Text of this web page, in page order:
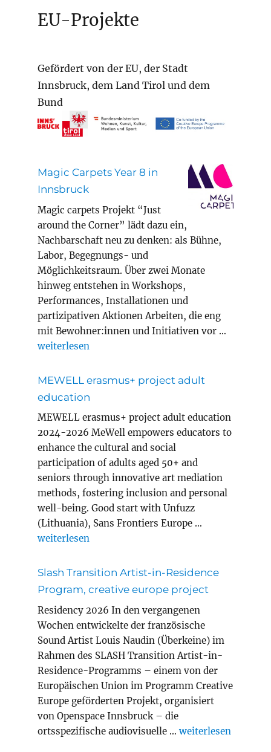
EU-Projekte
Gefördert von der EU, der Stadt
Innsbruck, dem Land Tirol und dem
Bund
Magic Carpets Year 8 in
Innsbruck
Magic carpets Projekt “Just
around the Corner” lädt dazu ein,
Nachbarschaft neu zu denken: als Bühne,
Labor, Begegnungs- und
Möglichkeitsraum. Über zwei Monate
hinweg entstehen in Workshops,
Performances, Installationen und
partizipativen Aktionen Arbeiten, die eng
mit Bewohner:innen und Initiativen vor …
„Magic Carpets Year 8 in Innsbruck“
weiterlesen
MEWELL erasmus+ project adult
education
MEWELL erasmus+ project adult education
2024-2026 MeWell empowers educators to
enhance the cultural and social
participation of adults aged 50+ and
seniors through innovative art mediation
methods, fostering inclusion and personal
well-being. Good start with Unfuzz
(Lithuania), Sans Frontiers Europe …
„MEWELL erasmus+ project adult education“
weiterlesen
Slash Transition Artist-in-Residence
Program, creative europe project
Residency 2026 In den vergangenen
Wochen entwickelte der französische
Sound Artist Louis Naudin (Überkeine) im
Rahmen des SLASH Transition Artist-in-
Residence-Programms – einem von der
Europäischen Union im Programm Creative
Europe geförderten Projekt, organisiert
von Openspace Innsbruck – die
ortsspezifische audiovisuelle …„Slash Transition
weiterlesen